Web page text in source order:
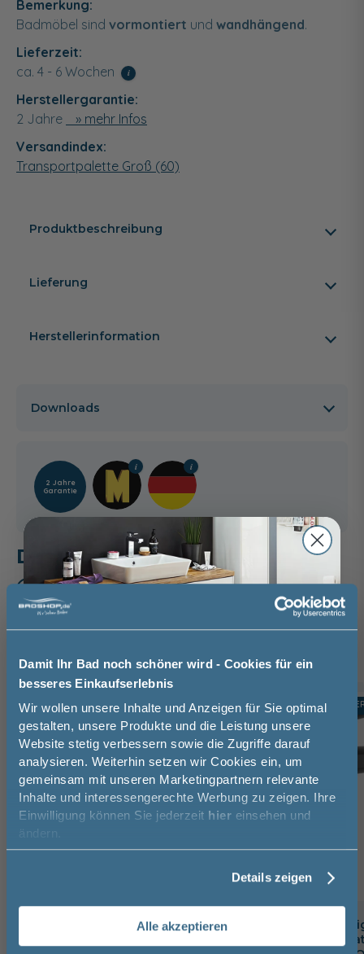
Damit Ihr Bad noch schöner wird - Cookies für ein
besseres Einkaufserlebnis
Wir wollen unsere Inhalte und Anzeigen für Sie optimal
gestalten, unsere Produkte und die Leistung unsere
Website stetig verbessern sowie die Zugriffe darauf
analysieren. Weiterhin setzen wir Cookies ein, um
gemeinsam mit unseren Marketingpartnern relevante
Inhalte und interessengerechte Werbung zu zeigen. Ihre
Einwilligung können Sie jederzeit hier einsehen und
ändern.
Details zeigen
Alle akzeptieren
Bemerkung:
Badmöbel sind vormontiert und wandhängend.
Lieferzeit:
ca. 4 - 6 Wochen
i
Herstellergarantie:
2 Jahre
» mehr Infos
Versandindex:
Transportpalette Groß (60)
Produktbeschreibung
Lieferung
Herstellerinformation
Downloads
2 Jahre
Garantie
Das passt dazu
Raumsparsiphon (1)
TOPSELLER -10%
badshop.de Premium Design
badshop.de
Jetzt 50 € sparen!
Melde Sie sich hier zu unserem
Newsletter an und sparen Sie
50€* auf Ihre Bestellung!
Vorname
Email